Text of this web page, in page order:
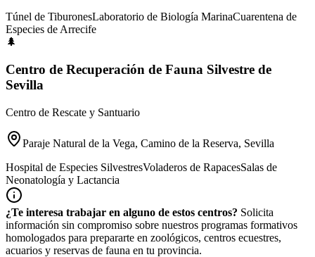
Túnel de TiburonesLaboratorio de Biología MarinaCuarentena de
Especies de Arrecife
🌲
Centro de Recuperación de Fauna Silvestre de
Sevilla
Centro de Rescate y Santuario
Paraje Natural de la Vega, Camino de la Reserva, Sevilla
Hospital de Especies SilvestresVoladeros de RapacesSalas de
Neonatología y Lactancia
¿Te interesa trabajar en alguno de estos centros? Solicita
información sin compromiso sobre nuestros programas formativos
homologados para prepararte en zoológicos, centros ecuestres,
acuarios y reservas de fauna en tu provincia.